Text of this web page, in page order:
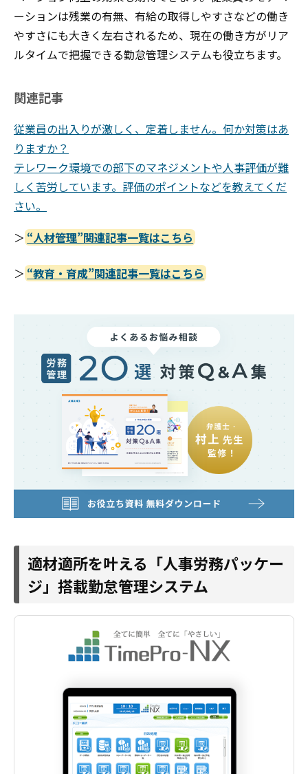
ーションは残業の有無、有給の取得しやすさなどの働き
やすさにも大きく左右されるため、現在の働き方がリア
ルタイムで把握できる勤怠管理システムも役立ちます。
関連記事
従業員の出入りが激しく、定着しません。何か対策はあ
りますか？
テレワーク環境での部下のマネジメントや人事評価が難
しく苦労しています。評価のポイントなどを教えてくだ
さい。
＞ “人材管理”関連記事一覧はこちら
＞ “教育・育成”関連記事一覧はこちら
適材適所を叶える「人事労務パッケー
ジ」搭載勤怠管理システム